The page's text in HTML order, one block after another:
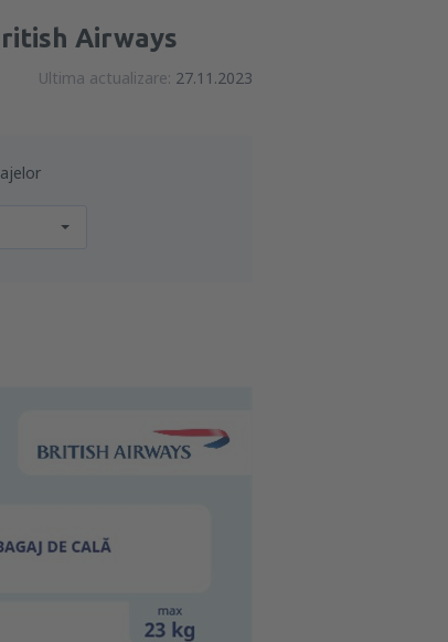
Airways
Ultima actualizare: 27.11.2023